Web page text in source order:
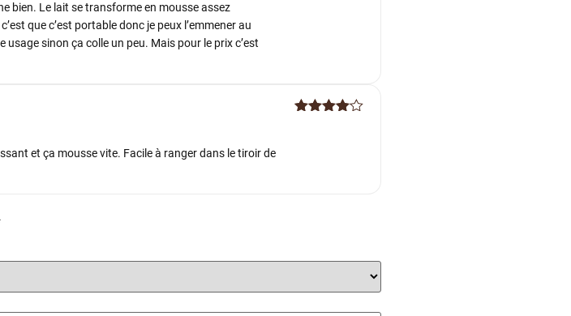
bien. Le lait se transforme en mousse assez
que c’est portable donc je peux l’emmener au
sinon ça colle un peu. Mais pour le prix c’est
et ça mousse vite. Facile à ranger dans le tiroir de